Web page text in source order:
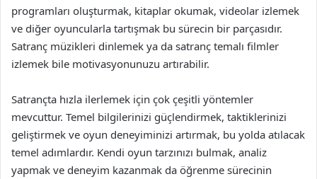
programları oluşturmak, kitaplar okumak, videolar izlemek
ve diğer oyuncularla tartışmak bu sürecin bir parçasıdır.
Satranç müzikleri dinlemek ya da satranç temalı filmler
izlemek bile motivasyonunuzu artırabilir.
Satrançta hızla ilerlemek için çok çeşitli yöntemler
mevcuttur. Temel bilgilerinizi güçlendirmek, taktiklerinizi
geliştirmek ve oyun deneyiminizi artırmak, bu yolda atılacak
temel adımlardır. Kendi oyun tarzınızı bulmak, analiz
yapmak ve deneyim kazanmak da öğrenme sürecinin